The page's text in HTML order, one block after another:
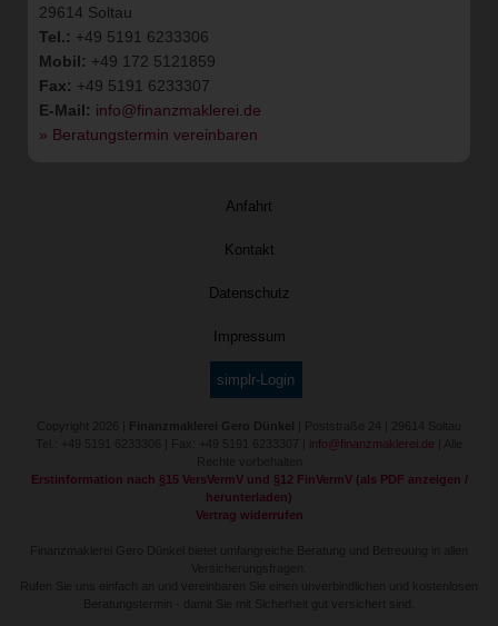
29614 Soltau
Tel.: +49 5191 6233306
Mobil: +49 172 5121859
Fax: +49 5191 6233307
E-Mail: info@finanzmaklerei.de
» Beratungstermin vereinbaren
Anfahrt
Kontakt
Datenschutz
Impressum
simplr-Login
info@finanzmaklerei.de
Erstinformation nach §15 VersVermV und §12 FinVermV (als PDF anzeigen /
herunterladen)
Vertrag widerrufen